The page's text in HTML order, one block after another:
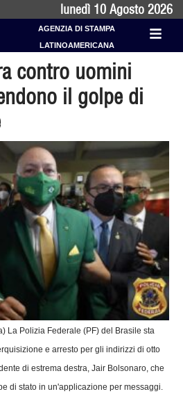
lunedì 10 Agosto 2026
AGENZIA DI STAMPA
LATINOAMERICANA
contro uomini
il golpe di
La Polizia Federale (PF) del Brasile sta
e arresto per gli indirizzi di otto
di estrema destra, Jair Bolsonaro, che
di stato in un'applicazione per messaggi.